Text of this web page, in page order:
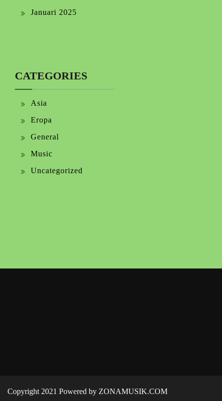
Januari 2025
CATEGORIES
Asia
Eropa
General
Music
Uncategorized
Copyright 2021 Powered by ZONAMUSIK.COM